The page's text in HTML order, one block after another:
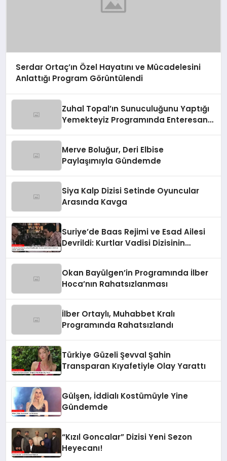
Serdar Ortaç’ın Özel Hayatını ve Mücadelesini
Anlattığı Program Görüntülendi
Zuhal Topal’ın Sunuculuğunu Yaptığı
Yemekteyiz Programında Enteresan
Merve Boluğur, Deri Elbise
Paylaşımıyla Gündemde
Siya Kalp Dizisi Setinde Oyuncular
Arasında Kavga
Suriye’de Baas Rejimi ve Esad Ailesi
Devrildi: Kurtlar Vadisi Dizisinin
Okan Bayülgen’in Programında İlber
Hoca’nın Rahatsızlanması
İlber Ortaylı, Muhabbet Kralı
Programında Rahatsızlandı
Türkiye Güzeli Şevval Şahin
Transparan Kıyafetiyle Olay Yarattı
Gülşen, İddialı Kostümüyle Yine
Gündemde
“Kızıl Goncalar” Dizisi Yeni Sezon
Heyecanı!